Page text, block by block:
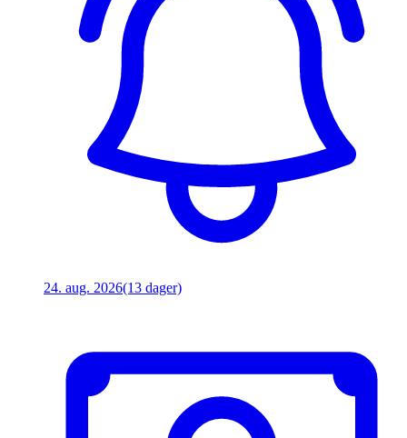
24. aug. 2026(13 dager)